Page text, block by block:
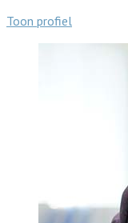
Toon profiel